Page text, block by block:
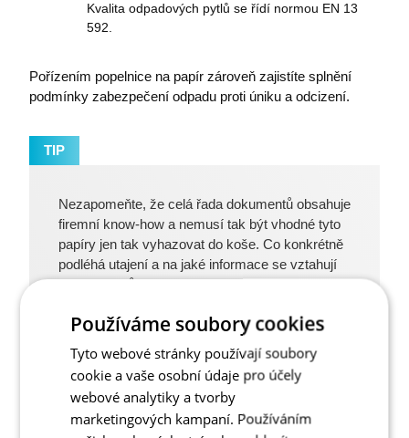
Kvalita odpadových pytlů se řídí normou EN 13
592.
Pořízením popelnice na papír zároveň zajistíte splnění
podmínky zabezpečení odpadu proti úniku a odcizení.
TIP
Nezapomeňte, že celá řada dokumentů obsahuje
firemní know-how a nemusí tak být vhodné tyto
papíry jen tak vyhazovat do koše. Co konkrétně
podléhá utajení a na jaké informace se vztahují
Nastavení systému shromažďování papíru
Používáme soubory cookies
Tyto webové stránky používají soubory
cookie a vaše osobní údaje pro účely
webové analytiky a tvorby
marketingových kampaní. Používáním